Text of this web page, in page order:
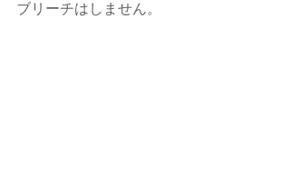
ブリーチはしません。